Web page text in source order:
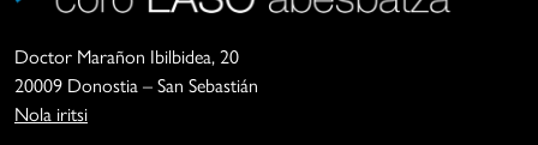
Easo
Abesbatza
Asociación
Coro
Easo
Doctor Marañon Ibilbidea, 20
20009 Donostia – San Sebastián
Nola iritsi